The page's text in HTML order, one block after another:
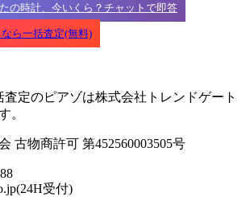
の時計、今いくら？チャットで即答
ら一括査定(無料)
査定のピアゾは株式会社トレンドゲート
。
古物商許可 第452560003505号
受付)